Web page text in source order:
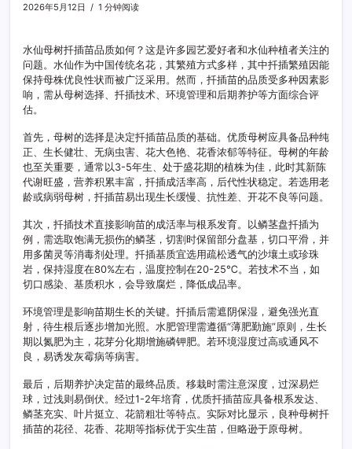
2026年5月12日
1 分钟阅读
扦
插
苗
品
质
水仙母树扦插苗品质如何？这是许多园艺爱好者和水仙种植者关注的
问题。水仙作为中国传统名花，其繁殖方式多样，其中扦插繁殖因能
保持母株优良性状而被广泛采用。然而，扦插苗的品质受多种因素影
响，需从母树选择、扦插技术、环境管理和后期养护等方面综合评
估。
首先，母树的选择是决定扦插苗品质的基础。优质母树应具备品种纯
正、生长健壮、无病虫害、花大色艳、花香浓郁等特征。母树的年龄
也至关重要，通常以3-5年生、处于盛花期的植株为佳，此时其新陈
代谢旺盛，营养积累丰富，扦插成活率高，后代性状稳定。若选用老
龄或病弱母树，扦插苗易出现生长缓慢、抗性差、开花不良等问题。
其次，扦插技术直接影响苗的成活率与根系发育。以鳞茎盘扦插为
例，需选取饱满无损伤的鳞茎，切割时保留部分盘基，切口平滑，并
用多菌灵等消毒剂处理。扦插基质宜选用疏松透气的沙壤土或珍珠
岩，保持湿度在80%左右，温度控制在20-25℃。若技术不当，如
切口感染、基质积水，会导致腐烂，降低成品率。
环境管理是影响苗期生长的关键。扦插后需遮阴保湿，避免强光直
射，待生根后逐步增加光照。水肥管理需遵循“薄肥勤施”原则，生长
期以氮肥为主，花芽分化期增施磷钾肥。若环境湿度过高或通风不
良，易诱发灰霉病等病害。
最后，后期养护决定苗的最终品质。移栽时需注意深度，过深易烂
球，过浅则易倒伏。经过1-2年培育，优质扦插苗应具备根系发达、
鳞茎充实、叶片挺立、花箭粗壮等特点。实际对比显示，良种母树扦
插苗的花径、花香、花期等指标优于实生苗，但略逊于原母树。